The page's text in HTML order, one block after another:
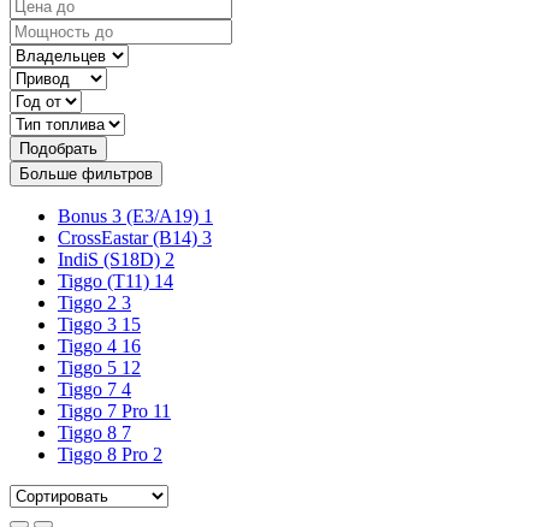
Подобрать
Больше фильтров
Bonus 3 (E3/A19) 1
CrossEastar (B14) 3
IndiS (S18D) 2
Tiggo (T11) 14
Tiggo 2 3
Tiggo 3 15
Tiggo 4 16
Tiggo 5 12
Tiggo 7 4
Tiggo 7 Pro 11
Tiggo 8 7
Tiggo 8 Pro 2